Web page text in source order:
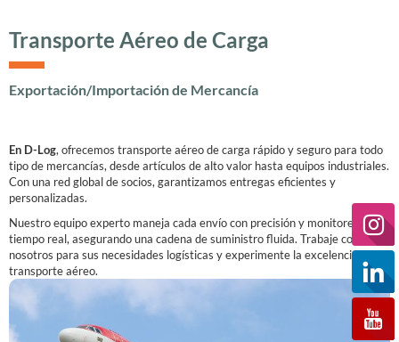
Transporte Aéreo de Carga
Exportación/Importación de Mercancía
En D-Log, ofrecemos transporte aéreo de carga rápido y seguro para todo
tipo de mercancías, desde artículos de alto valor hasta equipos industriales.
Con una red global de socios, garantizamos entregas eficientes y
personalizadas.
Nuestro equipo experto maneja cada envío con precisión y monitoreo en
tiempo real, asegurando una cadena de suministro fluida. Trabaje con
nosotros para sus necesidades logísticas y experimente la excelencia en
transporte aéreo.